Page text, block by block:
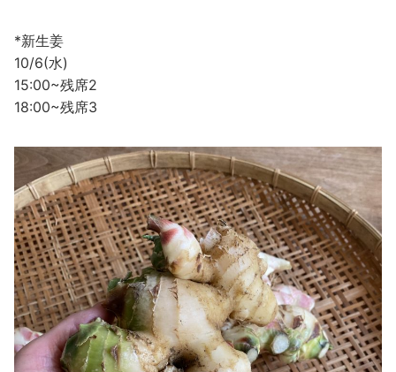
*新生姜
10/6(水)
15:00~残席2
18:00~残席3